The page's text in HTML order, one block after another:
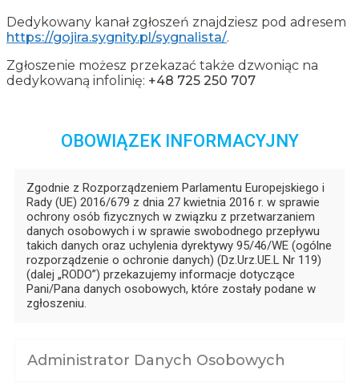
Dedykowany kanał zgłoszeń znajdziesz pod adresem
https://gojira.sygnity.pl/sygnalista/.
Zgłoszenie możesz przekazać także dzwoniąc na
dedykowaną infolinię: +48 725 250 707
OBOWIĄZEK INFORMACYJNY
Zgodnie z Rozporządzeniem Parlamentu Europejskiego i
Rady (UE) 2016/679 z dnia 27 kwietnia 2016 r. w sprawie
ochrony osób fizycznych w związku z przetwarzaniem
danych osobowych i w sprawie swobodnego przepływu
takich danych oraz uchylenia dyrektywy 95/46/WE (ogólne
rozporządzenie o ochronie danych) (Dz.Urz.UE.L Nr 119)
(dalej „RODO”) przekazujemy informacje dotyczące
Pani/Pana danych osobowych, które zostały podane w
zgłoszeniu.
Administrator Danych Osobowych